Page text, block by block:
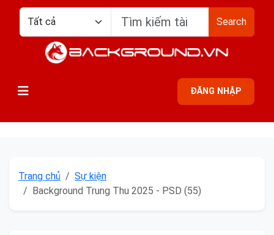
Search
ĐĂNG NHẬP
Trang chủ
Sự kiện
Background Trung Thu 2025 - PSD (55)